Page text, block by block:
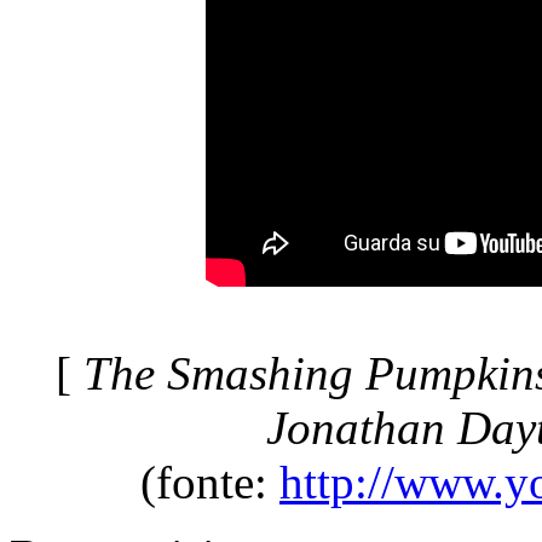
[ The Smashing
Jonathan
(fonte: http://